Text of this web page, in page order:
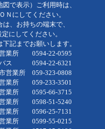
で表示）ご利用時は、
にしてください。
、お持ちの端末で、
にしてください。
記までお願いします。
所 0594-22-0595
22-6321
所 059-323-0808
業所 059-233-3501
業所 0595-66-3715
業所 0598-51-5240
0596-25-7131
所 0599-55-0215